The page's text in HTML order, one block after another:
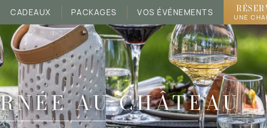
CADEAUX PACKAGES VOS ÉVÉNEMENTS UNE
AU CHÂTEAU